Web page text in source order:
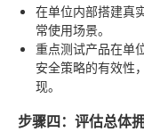
在单位内部搭建真
常使用场景。
重点测试产品在单
安全策略的有效性
现。
步骤四：评估总体